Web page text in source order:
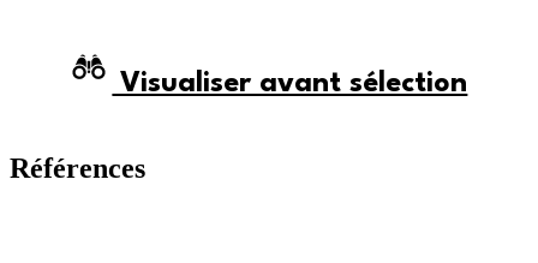
Visualiser avant sélection
Références